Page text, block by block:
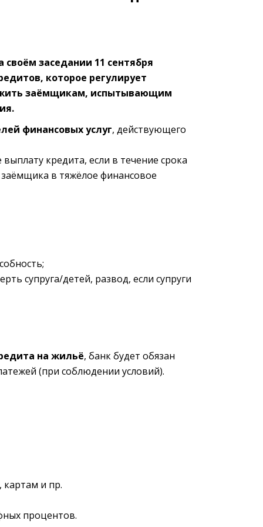
заседании 11 сентября
которое регулирует
заёмщикам, испытывающим
финансовых услуг, действующего
кредита, если в течение срока
в тяжёлое финансовое
супруга/детей, развод, если супруги
на жильё, банк будет обязан
(при соблюдении условий).
картам и пр.
процентов.